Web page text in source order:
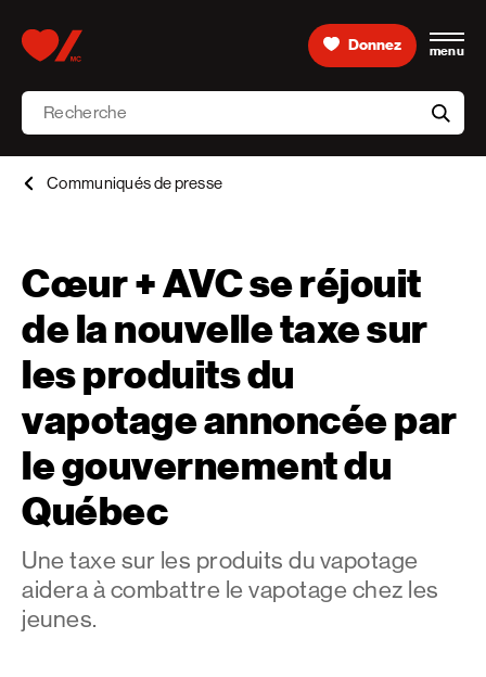
Donnez menu
Recherche
aria-
Communiqués de presse
Cœur + AVC se réjouit
de la nouvelle taxe sur
les produits du
vapotage annoncée par
le gouvernement du
Québec
Une taxe sur les produits du vapotage
aidera à combattre le vapotage chez les
jeunes.